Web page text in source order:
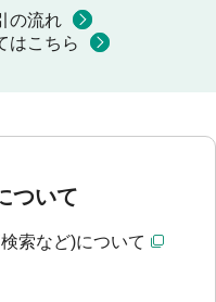
の流れ
はこちら
ついて
索など)について